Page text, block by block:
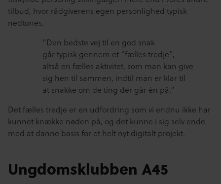
tilbud, hvor rådgiverens egen personlighed typisk
nedtones.
“Den bedste vej til en god snak
går typisk gennem et “fælles tredje”,
altså en fælles aktivitet, som man kan give
sig hen til sammen, indtil man er klar til
at snakke om de ting der går én på.”
Det fælles tredje er en udfordring som vi endnu ikke har
kunnet knække nøden på, og det kunne i sig selv ende
med at danne basis for et helt nyt digitalt projekt.
Ungdomsklubben A45